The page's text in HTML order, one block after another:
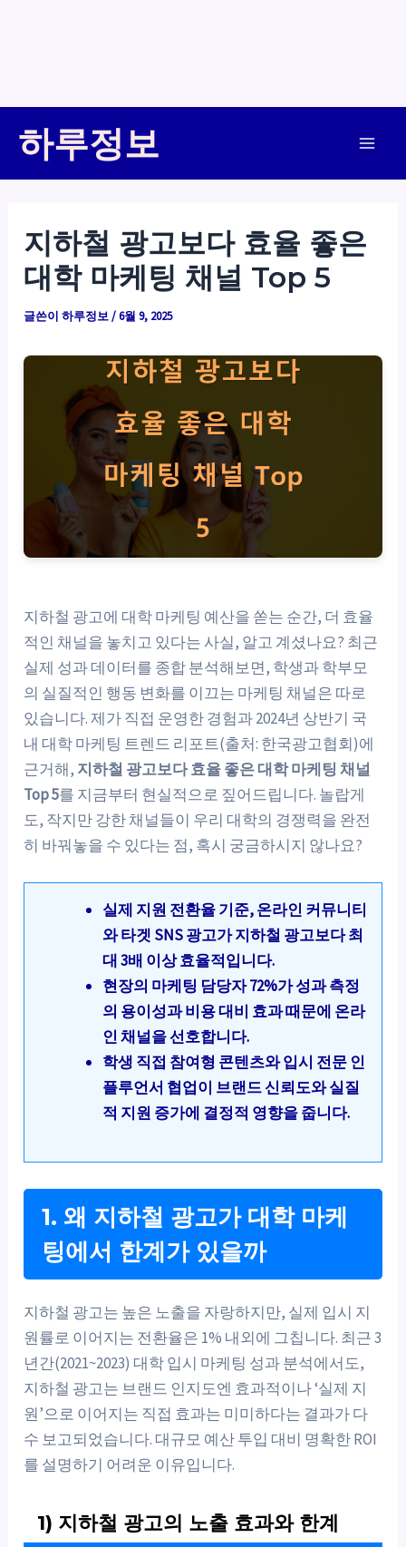
하루정보
지하철 광고보다 효율 좋은
대학 마케팅 채널 Top 5
글쓴이하루정보/6월 9, 2025
지하철 광고에 대학 마케팅 예산을 쏟는 순간, 더 효율
적인 채널을 놓치고 있다는 사실, 알고 계셨나요? 최근
실제 성과 데이터를 종합 분석해보면, 학생과 학부모
의 실질적인 행동 변화를 이끄는 마케팅 채널은 따로
있습니다. 제가 직접 운영한 경험과 2024년 상반기 국
내 대학 마케팅 트렌드 리포트(출처: 한국광고협회)에
근거해, 지하철 광고보다 효율 좋은 대학 마케팅 채널
Top 5를 지금부터 현실적으로 짚어드립니다. 놀랍게
도, 작지만 강한 채널들이 우리 대학의 경쟁력을 완전
히 바꿔놓을 수 있다는 점, 혹시 궁금하시지 않나요?
실제 지원 전환율 기준, 온라인 커뮤니티
와 타겟 SNS 광고가 지하철 광고보다 최
대 3배 이상 효율적입니다.
현장의 마케팅 담당자 72%가 성과 측정
의 용이성과 비용 대비 효과 때문에 온라
인 채널을 선호합니다.
학생 직접 참여형 콘텐츠와 입시 전문 인
플루언서 협업이 브랜드 신뢰도와 실질
적 지원 증가에 결정적 영향을 줍니다.
1. 왜 지하철 광고가 대학 마케
팅에서 한계가 있을까
지하철 광고는 높은 노출을 자랑하지만, 실제 입시 지
원률로 이어지는 전환율은 1% 내외에 그칩니다. 최근 3
년간(2021~2023) 대학 입시 마케팅 성과 분석에서도,
지하철 광고는 브랜드 인지도엔 효과적이나 ‘실제 지
원’으로 이어지는 직접 효과는 미미하다는 결과가 다
수 보고되었습니다. 대규모 예산 투입 대비 명확한 ROI
를 설명하기 어려운 이유입니다.
1) 지하철 광고의 노출 효과와 한계